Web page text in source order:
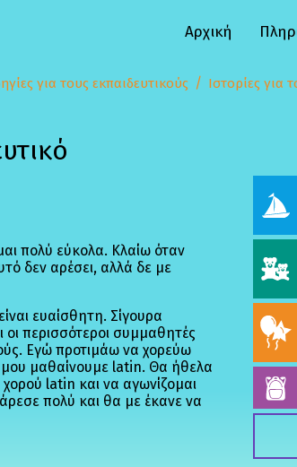
Αρχική
για τους εκπαιδευτικούς
Ιστορίες για
πολύ εύκολα. Κλαίω όταν
δεν αρέσει, αλλά δε με
ευαίσθητη. Σίγουρα
οι περισσότεροι συμμαθητές
Εγώ προτιμάω να χορεύω
μου μαθαίνουμε latin. Θα ήθελα
latin και να αγωνίζομαι
πολύ και θα με έκανε να